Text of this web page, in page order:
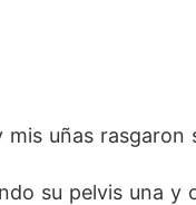
uñas
su pelvis una